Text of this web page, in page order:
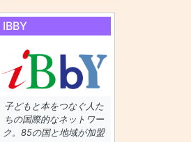
IBBY
子どもと本をつなぐ人た
ちの国際的なネットワー
ク。85の国と地域が加盟